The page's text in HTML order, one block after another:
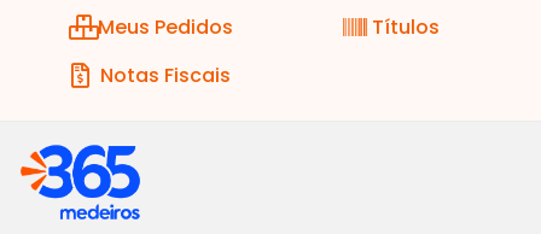
Meus Pedidos
Títulos
Notas Fiscais